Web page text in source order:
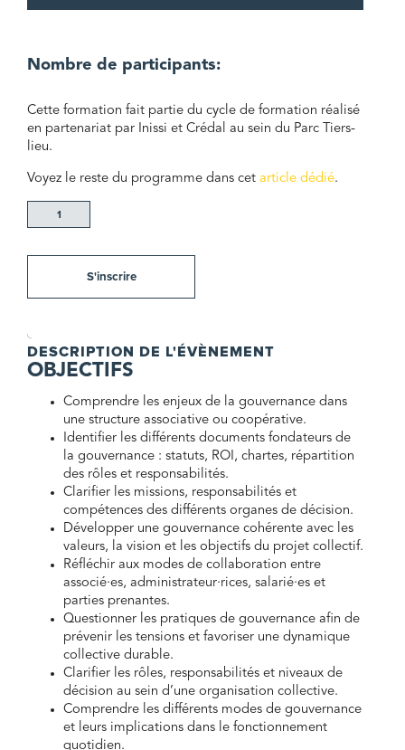
Nombre de participants:
Cette formation fait partie du cycle de formation réalisé
en partenariat par Inissi et Crédal au sein du Parc Tiers-
lieu.
Voyez le reste du programme dans cet article dédié.
quantité
de
Gouvernance
:
et
modes
de
S'inscrire
DESCRIPTION DE L'ÉVÈNEMENT
OBJECTIFS
Comprendre les enjeux de la gouvernance dans
une structure associative ou coopérative.
Identifier les différents documents fondateurs de
la gouvernance : statuts, ROI, chartes, répartition
des rôles et responsabilités.
Clarifier les missions, responsabilités et
compétences des différents organes de décision.
Développer une gouvernance cohérente avec les
valeurs, la vision et les objectifs du projet collectif.
Réfléchir aux modes de collaboration entre
associé·es, administrateur·rices, salarié·es et
parties prenantes.
Questionner les pratiques de gouvernance afin de
prévenir les tensions et favoriser une dynamique
collective durable.
Clarifier les rôles, responsabilités et niveaux de
décision au sein d’une organisation collective.
Comprendre les différents modes de gouvernance
et leurs implications dans le fonctionnement
quotidien.